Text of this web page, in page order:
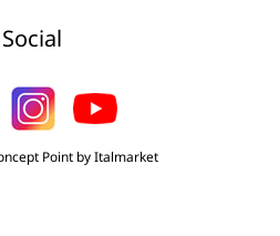
Social
Point by Italmarket